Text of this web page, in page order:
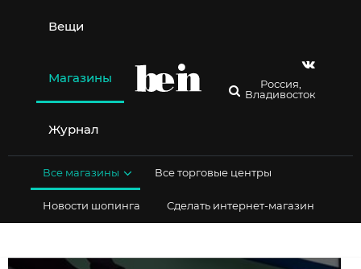
содержимому
Вещи
Магазины
Журнал
Россия,
Владивосток
Все магазины Все торговые центры
Новости шопинга Сделать интернет-магазин